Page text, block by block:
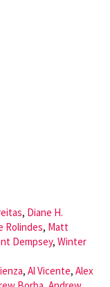
, Diane H.
Rolindes, Matt
Dempsey, Winter
, Al Vicente, Alex